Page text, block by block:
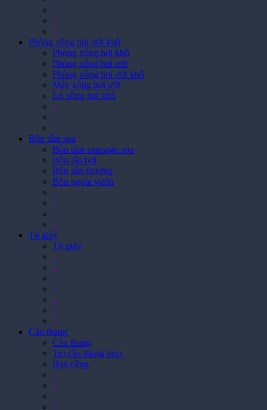
>
>
Phòng xông hơi ướt khô
Phòng xông hơi khô
Phòng xông hơi ướt
Phòng xông hơi ướt khô
Máy xông hơi ướt
Lò xông hơi khô
>
>
>
Bồn tắm spa
Bồn tắm massage spa
Bồn tập bơi
Bồn sân thượng
Bồn ngoài vườn
>
>
>
>
Tủ giày
Tủ giày
>
>
>
>
>
>
>
Cầu thang
Cầu thang
Trụ cầu thang inox
Ban công
>
>
>
>
>